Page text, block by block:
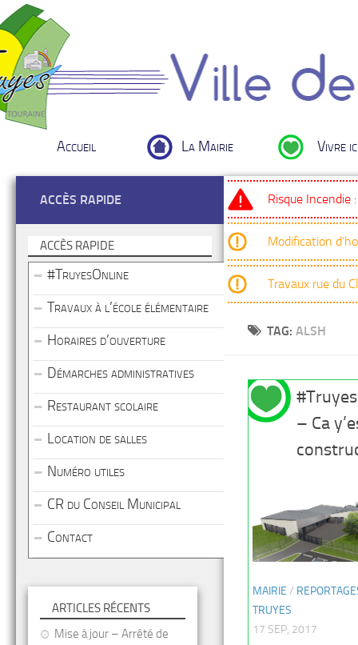
Accueil La Mairie Vivre
Risque Incendie
Modification
Travaux rue du
TAG: ALSH
– Ca
MAIRIE /
TRUYES
17 SEP, 2017
ACCÈS RAPIDE
ACCÈS RAPIDE
#TruyesOnline
Travaux à l’école élémentaire
Horaires d’ouverture
Démarches administratives
Restaurant scolaire
Location de salles
Numéro utiles
CR du Conseil Municipal
Contact
ARTICLES RÉCENTS
Mise à jour – Arrêté de